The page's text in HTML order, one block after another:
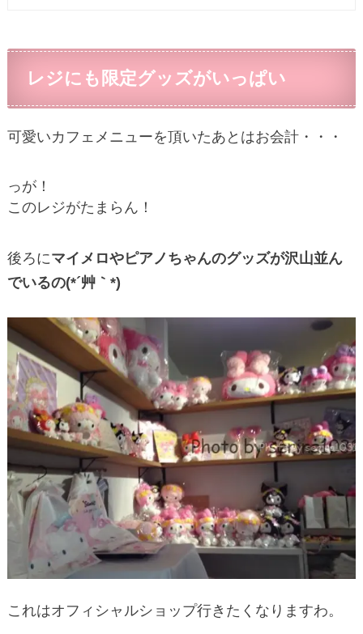
レジにも限定グッズがいっぱい
可愛いカフェメニューを頂いたあとはお会計・・・
っが！
このレジがたまらん！
後ろにマイメロやピアノちゃんのグッズが沢山並ん
でいるの(*´艸｀*)
これはオフィシャルショップ行きたくなりますわ。